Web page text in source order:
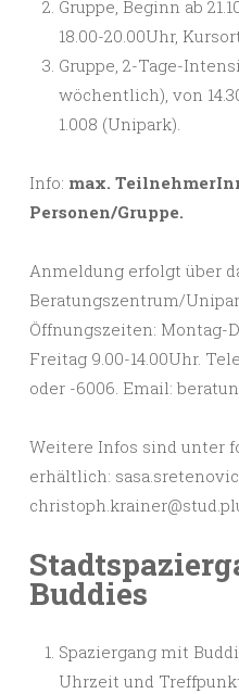
Gruppe, Beginn ab
18.00-20.00Uhr,
Gruppe, 2-Tage-
wöchentlich), von
1.008 (Unipark).
Info: max.
Personen/Gruppe.
Anmeldung erfolgt über
Beratungszentrum/
Öffnungszeiten: Montag-
Freitag 9.00-14.00Uhr.
oder -6006. Email:
Weitere Infos sind unter
erhältlich:
Buddies
Spaziergang mit
Uhrzeit und